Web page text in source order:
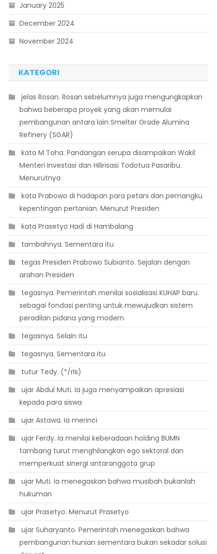
January 2025
December 2024
November 2024
KATEGORI
 jelas Rosan. Rosan sebelumnya juga mengungkapkan
bahwa beberapa proyek yang akan memulai
pembangunan antara lain Smelter Grade Alumina
Refinery (SGAR)
 kata M Toha. Pandangan serupa disampaikan Wakil
Menteri Investasi dan Hilirisasi Todotua Pasaribu.
Menurutnya
 kata Prabowo di hadapan para petani dan pemangku
kepentingan pertanian. Menurut Presiden
 kata Prasetyo Hadi di Hambalang
 tambahnya. Sementara itu
 tegas Presiden Prabowo Subianto. Sejalan dengan
arahan Presiden
 tegasnya. Pemerintah menilai sosialisasi KUHAP baru
sebagai fondasi penting untuk mewujudkan sistem
peradilan pidana yang modern
 tegasnya. Selain itu
 tegasnya. Sementara itu
 tutur Tedy. (*/rls)
 ujar Abdul Muti. Ia juga menyampaikan apresiasi
kepada para siswa
 ujar Astawa. Ia merinci
 ujar Ferdy. Ia menilai keberadaan holding BUMN
tambang turut menghilangkan ego sektoral dan
memperkuat sinergi antaranggota grup
 ujar Muti. Ia menegaskan bahwa musibah bukanlah
hukuman
 ujar Prasetyo. Menurut Prasetyo
 ujar Suharyanto. Pemerintah menegaskan bahwa
pembangunan hunian sementara bukan sekadar solusi